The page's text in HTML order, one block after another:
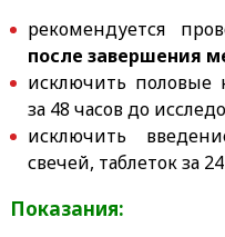
рекомендуется
после завершения
исключить половые
за 48 часов до
исключить
свечей, таблеток за
Показания: